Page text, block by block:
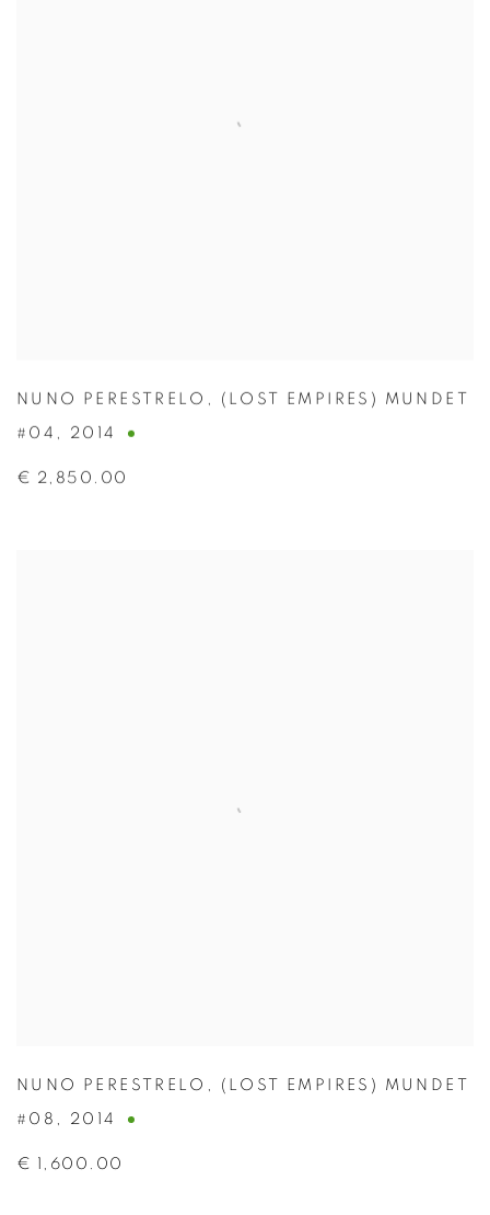
NUNO PERESTRELO , (LOST EMPIRES) MUNDET
#04 , 2014
€ 2,850.00
NUNO PERESTRELO (LOST EMPIRES) MUNDET
#08 2014
€ 1,600.00